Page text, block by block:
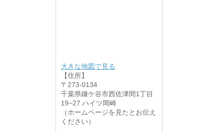
大きな地図で見る
【住所】
〒273-0134
千葉県鎌ケ谷市西佐津間1丁目
19−27 ハイツ岡崎
（ホームページを見たとお伝え
ください）